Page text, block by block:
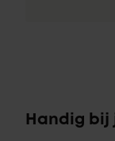
Handig bij